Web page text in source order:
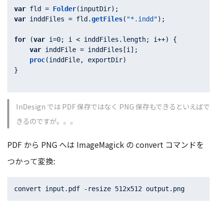
var fld = Folder
var inddFiles = fld.getFiles( "*.indd");
for (var i=0; i < inddFiles. length; i++) {
var inddFile = inddFiles[i];
proc(inddFile, exportDir)
}
InDesign では PDF 保存ではなく PNG 保存もできるといえばで
きるのですが。。。
PDF から PNG へは ImageMagick の convert コマンドを
つかって変換: